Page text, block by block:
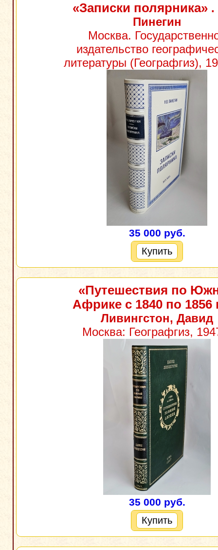
«Записки полярника» .
Пинегин
Москва.
издательство
литературы (Географгиз),
35 000 руб.
Купить
«Путешествия по
Африке с 1840 по 1856
Ливингстон, Давид
Москва: Географгиз,
35 000 руб.
Купить